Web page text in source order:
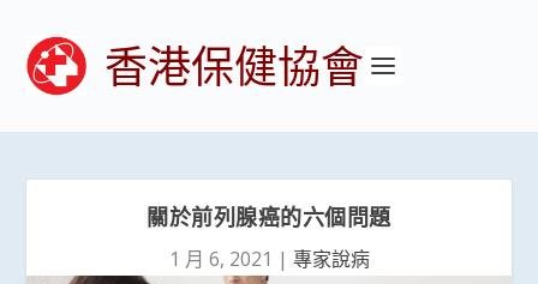
香港保健協會
關於前列腺癌的六個問題
1 月 6, 2021 | 專家說病